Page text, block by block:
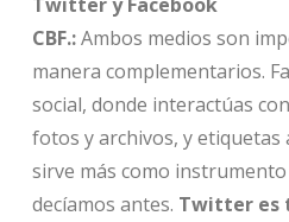
CBF.:Ambos medios son
manera complementarios.
social, donde interactúas
fotos y archivos, y
sirve más como
decíamos antes. Twitter es